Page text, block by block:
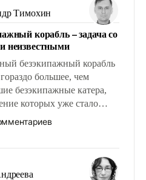
что эти вопросы решены
но – нет, не решены.
Тимохин
корабль – задача со
неизвестными
безэкипажный корабль
большее, чем
безэкипажные катера,
которых уже стало
Задача по созданию
очень сложна и
радикально поднимет
возможности.